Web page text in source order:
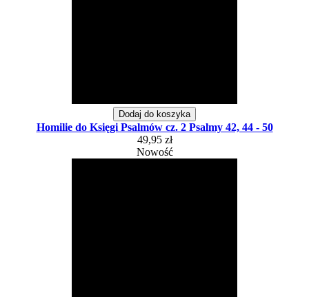
Dodaj do koszyka
Homilie do Księgi Psalmów cz. 2 Psalmy 42, 44 - 50
49,95 zł
Nowość